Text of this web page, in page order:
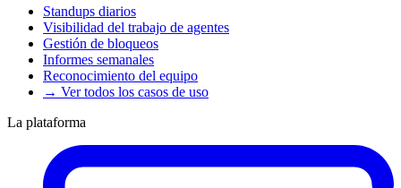
Standups diarios
Visibilidad del trabajo de agentes
Gestión de bloqueos
Informes semanales
Reconocimiento del equipo
→ Ver todos los casos de uso
La plataforma